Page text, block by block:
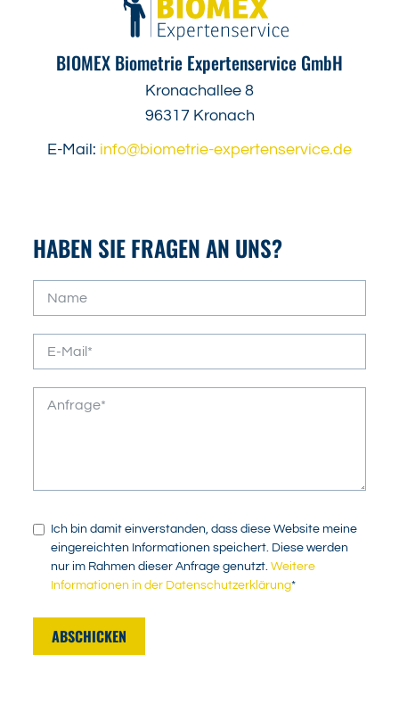
BIOMEX Biometrie Expertenservice GmbH
Kronachallee 8
96317 Kronach
E-Mail: info@biometrie-expertenservice.de
HABEN SIE FRAGEN AN UNS?
Ich bin damit einverstanden, dass diese Website meine
eingereichten Informationen speichert. Diese werden
nur im Rahmen dieser Anfrage genutzt.Weitere
Informationen in der Datenschutzerklärung*
ABSCHICKEN